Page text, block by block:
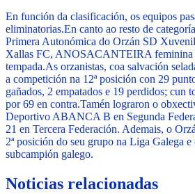
En función da clasificación, os equipos
eliminatorias.En canto ao resto de
Primera Autonómica do Orzán SD
Xallas FC, ANOSACANTEIRA feminina
tempada.As orzanistas, coa salvación
a competición na 12ª posición con 29
gañados, 2 empatados e 19 perdidos; cun
por 69 en contra.Tamén lograron o
Deportivo ABANCA B en Segunda
21 en Tercera Federación. Ademais, o
2ª posición do seu grupo na Liga Galega
subcampión galego.
Noticias relacionadas